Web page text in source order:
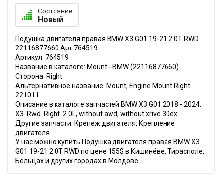
Состояние
Новый
Подушка двигателя правая BMW X3 G01 19-21 2.0T RWD
22116877660 Арт 764519
Артикул: 764519
Название в каталоге: Mount - BMW (22116877660)
Сторона: Right
Альтернативное название: Mount, Engine Mount Right
221011
Описание в каталоге запчастей BMW X3 G01 2018 - 2024:
X3. Rwd. Right. 2.0L, without awd, without xrive 30ex.
Другие запчасти: Крепеж двигателя, Крепление
двигателя
У нас можно купить Подушка двигателя правая BMW X3
G01 19-21 2.0T RWD по цене 155$ в Кишинёве, Тирасполе,
Бельцах и других городах в Молдове.